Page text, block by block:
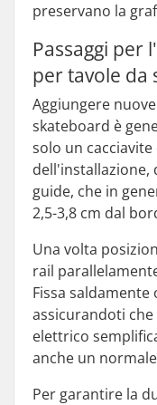
preservano la
Passaggi per
per tavole da
Aggiungere
skateboard è
solo un
dell'installazione,
guide, che in
2,5-3,8 cm dal
Una volta
rail
Fissa
assicurandoti
elettrico
anche un
Per garantire la